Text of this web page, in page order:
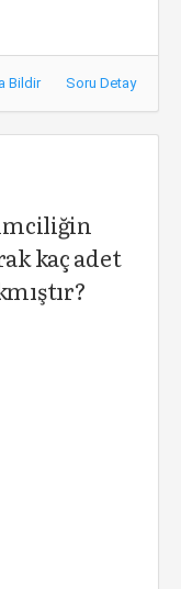
Bildir Soru Detay
kaç adet